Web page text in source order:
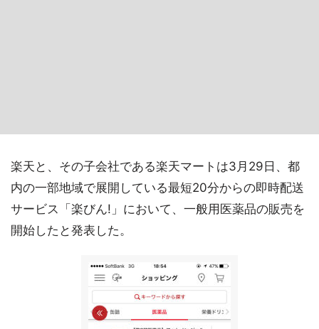
楽天と、その子会社である楽天マートは3月29日、都
内の一部地域で展開している最短20分からの即時配送
サービス「楽びん!」において、一般用医薬品の販売を
開始したと発表した。